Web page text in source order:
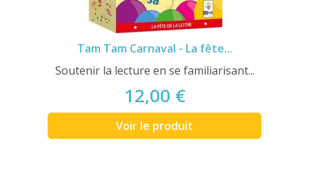
Tam Tam Carnaval - La fête...
Soutenir la lecture en se familiarisant...
12,00 €
Voir le produit